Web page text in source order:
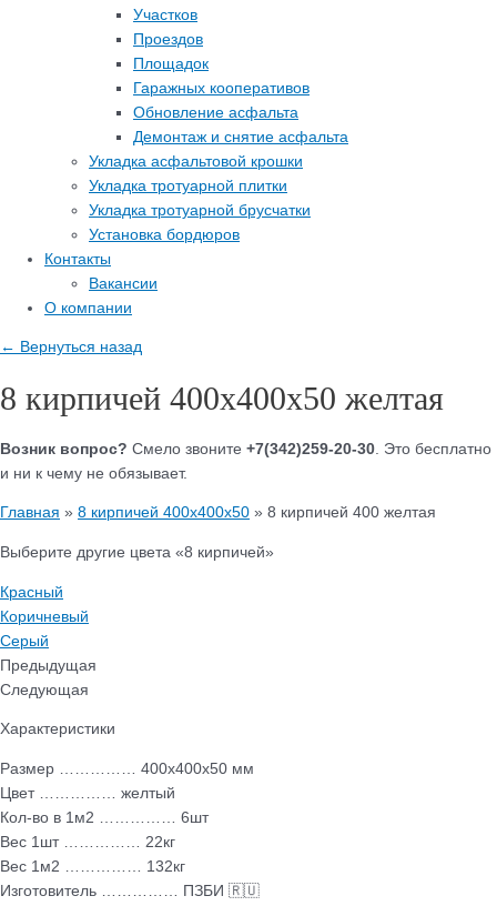
Участков
Проездов
Площадок
Гаражных кооперативов
Обновление асфальта
Демонтаж и снятие асфальта
Укладка асфальтовой крошки
Укладка тротуарной плитки
Укладка тротуарной брусчатки
Установка бордюров
Контакты
Вакансии
О компании
← Вернуться назад
8 кирпичей 400х400х50 желтая
Возник вопрос? Смело звоните +7(342)259-20-30 . Это бесплатно
и ни к чему не обязывает.
Главная » 8 кирпичей 400х400х50 » 8 кирпичей 400 желтая
Выберите другие цвета «8 кирпичей»
Красный
Коричневый
Серый
Предыдущая
Следующая
Характеристики
Размер …………… 400х400х50 мм
Цвет …………… желтый
Кол-во в 1м2 …………… 6шт
Вес 1шт …………… 22кг
Вес 1м2 …………… 132кг
Изготовитель …………… ПЗБИ 🇷🇺